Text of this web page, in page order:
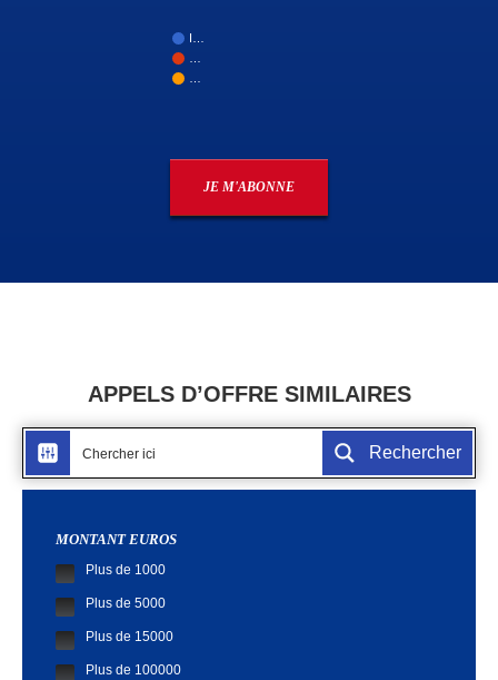
I…
…
…
JE M'ABONNE
APPELS D’OFFRE SIMILAIRES
Rechercher
MONTANT EUROS
Plus de 1000
Plus de 5000
Plus de 15000
Plus de 100000